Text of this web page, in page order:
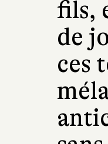
fils,
de
ces